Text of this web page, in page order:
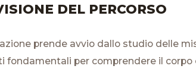
DEL PERCORSO
prende avvio dallo studio delle
fondamentali per comprendere il